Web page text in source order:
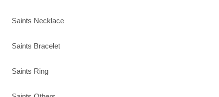
Saints Necklace
Saints Bracelet
Saints Ring